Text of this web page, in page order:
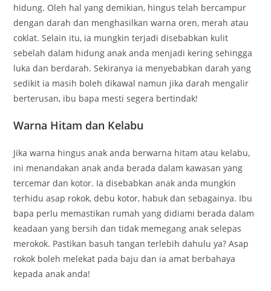
hidung. Oleh hal yang demikian, hingus telah bercampur
dengan darah dan menghasilkan warna oren, merah atau
coklat. Selain itu, ia mungkin terjadi disebabkan kulit
sebelah dalam hidung anak anda menjadi kering sehingga
luka dan berdarah. Sekiranya ia menyebabkan darah yang
sedikit ia masih boleh dikawal namun jika darah mengalir
berterusan, ibu bapa mesti segera bertindak!
Warna Hitam dan Kelabu
Jika warna hingus anak anda berwarna hitam atau kelabu,
ini menandakan anak anda berada dalam kawasan yang
tercemar dan kotor. Ia disebabkan anak anda mungkin
terhidu asap rokok, debu kotor, habuk dan sebagainya. Ibu
bapa perlu memastikan rumah yang didiami berada dalam
keadaan yang bersih dan tidak memegang anak selepas
merokok. Pastikan basuh tangan terlebih dahulu ya? Asap
rokok boleh melekat pada baju dan ia amat berbahaya
kepada anak anda!